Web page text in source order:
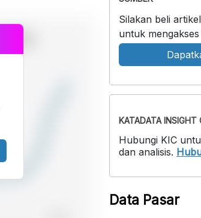
Silakan beli
untuk
KATADATA INSIGHT
Hubungi KIC
dan analisis.
Data Pasar